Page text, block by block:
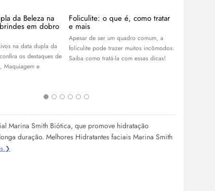
da Beleza na
em dobro
na data dupla da
os destaques de
, Maquiagem e
Foliculite: o que é, como tratar
e mais
Apesar de ser um quadro comum, a
foliculite pode trazer muitos incômodos.
Saiba como tratá-la com essas dicas!
Marina Smith Biótica, que promove hidratação
duração. Melhores Hidratantes faciais Marina Smith
❯